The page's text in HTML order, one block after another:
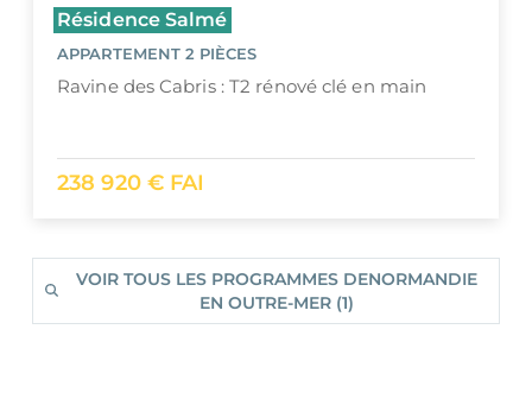
Résidence Salmé
APPARTEMENT 2 PIÈCES
Ravine des Cabris : T2 rénové clé en main
238 920 € FAI
VOIR TOUS LES PROGRAMMES DENORMANDIE
EN OUTRE-MER (1)